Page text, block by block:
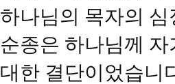
하나님의 목자의
순종은 하나님께
대한 결단이었습니